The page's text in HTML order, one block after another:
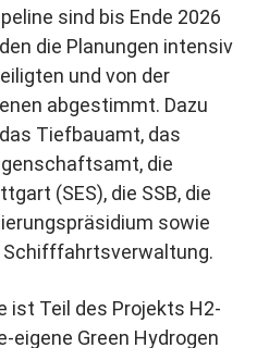
sind bis Ende 2026
die Planungen intensiv
und von der
abgestimmt. Dazu
Tiefbauamt, das
die
(SES), die SSB, die
sowie
Schifffahrtsverwaltung.
ist Teil des Projekts H2-
eigene Green Hydrogen